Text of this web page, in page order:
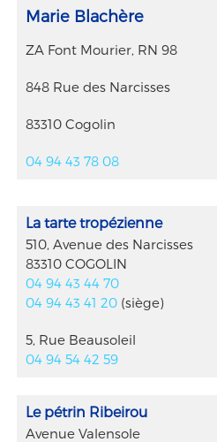
Marie Blachère
ZA Font Mourier, RN 98
848 Rue des Narcisses
83310 Cogolin
04 94 43 78 08
La tarte tropézienne
510, Avenue des Narcisses
83310 COGOLIN
04 94 43 44 70
04 94 43 41 20(siège)
5, Rue Beausoleil
04 94 54 42 59
Le pétrin Ribeirou
Avenue Valensole